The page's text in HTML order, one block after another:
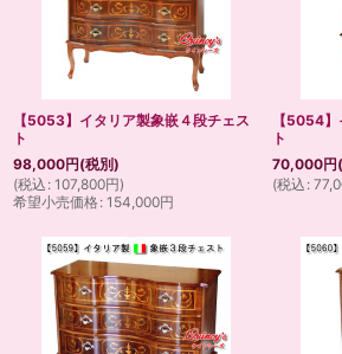
【5053】イタリア製象嵌４段チェス
ト
98,000円(税別)
(税込 : 107,800円)
希望小売価格: 154,000円
【5054
ト
70,000円
(税込 :